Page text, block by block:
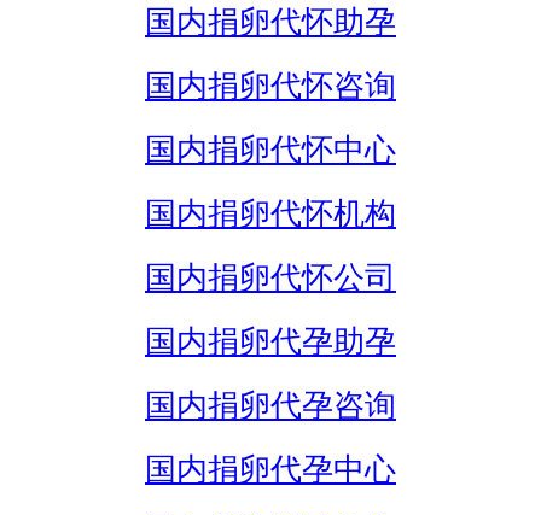
国内捐卵代怀助孕
国内捐卵代怀咨询
国内捐卵代怀中心
国内捐卵代怀机构
国内捐卵代怀公司
国内捐卵代孕助孕
国内捐卵代孕咨询
国内捐卵代孕中心